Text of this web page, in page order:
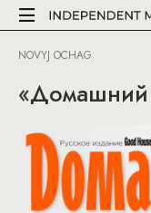
NOVYJ OCHAG
«Домашний